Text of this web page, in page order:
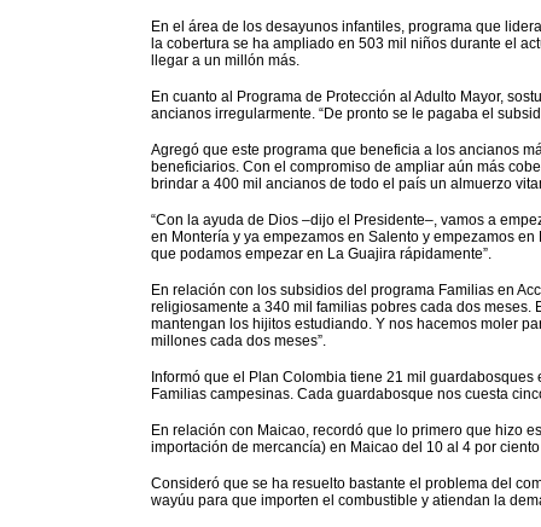
En el área de los desayunos infantiles, programa que
la cobertura se ha ampliado en 503 mil niños durante el
llegar a un millón más.
En cuanto al Programa de Protección al Adulto Mayor,
ancianos irregularmente. “De pronto se le pagaba el
Agregó que este programa que beneficia a los ancianos
beneficiarios. Con el compromiso de ampliar aún más
brindar a 400 mil ancianos de todo el país un almuerzo
“Con la ayuda de Dios –dijo el Presidente–, vamos a
en Montería y ya empezamos en Salento y empezamos
que podamos empezar en La Guajira rápidamente”.
En relación con los subsidios del programa Familias en
religiosamente a 340 mil familias pobres cada dos
mantengan los hijitos estudiando. Y nos hacemos moler
millones cada dos meses”.
Informó que el Plan Colombia tiene 21 mil
Familias campesinas. Cada guardabosque nos cuesta
En relación con Maicao, recordó que lo primero que hizo
importación de mercancía) en Maicao del 10 al 4 por
Consideró que se ha resuelto bastante el problema del
wayúu para que importen el combustible y atiendan la